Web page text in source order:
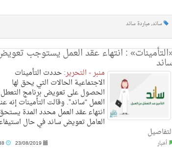
ساند,مباردة ساند
: انتهاء عقد العمل يستوجب
منبر - التحرير:حددت التأمينات
الاجتماعية الحالات التي يحق لها
الحصول على تعويض برنامج
العمل “ساند”. وقالت التأمينات إنه
انتهاء عقد العمل محدد المدة
العامل تعويض ساند في حال
أخبار 23/08/2019